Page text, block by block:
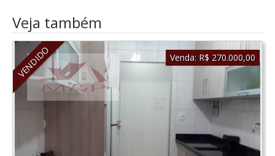
Veja também
VENDIDO Venda: R$ 270.000,00